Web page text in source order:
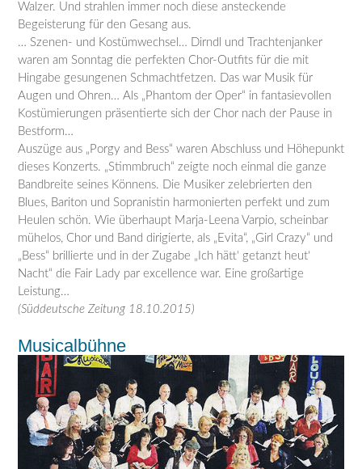
Walzer. Und strahlen immer noch diese ansteckende
Begeisterung für den Gesang aus.
… Szenen- und Kostümwechsel… Dirndl und Trachtenjanker
waren am Sonntag die perfekten Chor-Outfits für die mit
Hingabe gesungenen Schmachtfetzen. Das war Musik für
Augen und Ohren… Als „Phantom der Oper“ in fantasievollen
Kostümierungen präsentierte sich der Chor nach der Pause in
Bestform…
Auszüge aus „Porgy and Bess“ waren Abschluss und Höhepunkt
dieses Konzerts. „Stimmbruch“ zeigte noch einmal die ganze
Bandbreite seines Könnens. Die Musiker zelebrierten den
Blues, Bariton und Sopranistin harmonierten perfekt und zum
Heulen schön. Wie überhaupt Marja-Leena Varpio, scheinbar
mühelos, Chor und Band dirigierte, als „Evita“, „Girl Crazy“ und
„Bess“ brillierte und in der Zugabe „Ich hätt‘ getanzt heut‘
Nacht“ die Fair Lady par excellence war. Eine großartige
Leistung…
(Süddeutsche Zeitung 18.10.2015)
Musicalbühne